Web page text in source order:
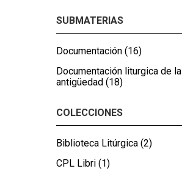
SUBMATERIAS
Documentación (16)
Documentación liturgica de la
antigüedad (18)
COLECCIONES
Biblioteca Litúrgica (2)
CPL Libri (1)